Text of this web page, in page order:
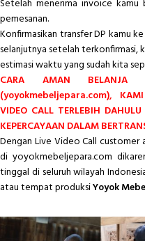
Setelah menerima invoice kamu
pemesanan.
Konfirmasikan transfer DP kamu
selanjutnya setelah terkonfirmasi,
estimasi waktu yang sudah kita
CARA AMAN BELANJA
(yoyokmebeljepara.com),
VIDEO CALL TERLEBIH
KEPERCAYAAN DALAM
Dengan Live Video Call
di yoyokmebeljepara.com
tinggal di seluruh wilayah
atau tempat produksiYoyok